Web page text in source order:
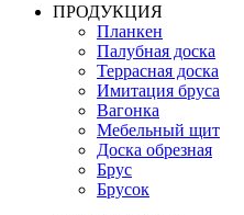
ПРОДУКЦИЯ
Планкен
Палубная доска
Террасная доска
Имитация бруса
Вагонка
Мебельный щит
Доска обрезная
Брус
Брусок